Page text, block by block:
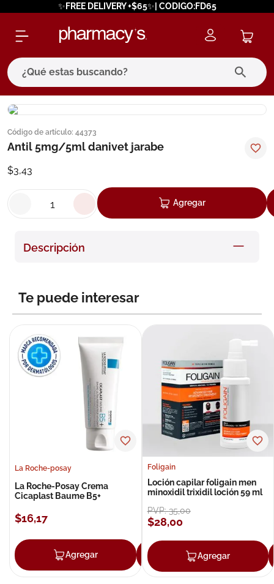
✨FREE DELIVERY +$65✨| CODIGO:FD65
¿Qué estas buscando?
Código de artículo: 44373
Antil 5mg/5ml danivet jarabe
$3,43
Agregar
Descripción
Te puede interesar
La Roche-posay
La Roche-Posay Crema
Cicaplast Baume B5+
$16,17
Agregar Agregar
Foligain
Loción capilar foligain men
minoxidil trixidil loción 59 ml
PVP:35,00
$28,00
Agregar
términos más buscados
1. eucerin
3
bioderma
5. cerave
6 megacistin
10.neumoflux